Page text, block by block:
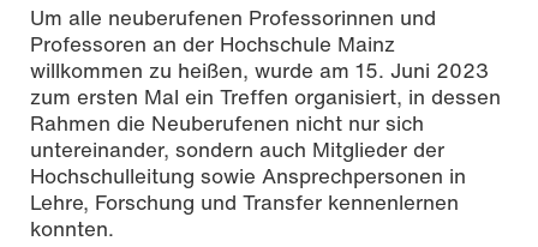
Um alle neuberufenen Professorinnen und
Professoren an der Hochschule Mainz
willkommen zu heißen, wurde am 15. Juni 2023
zum ersten Mal ein Treffen organisiert, in dessen
Rahmen die Neuberufenen nicht nur sich
untereinander, sondern auch Mitglieder der
Hochschulleitung sowie Ansprechpersonen in
Lehre, Forschung und Transfer kennenlernen
konnten.